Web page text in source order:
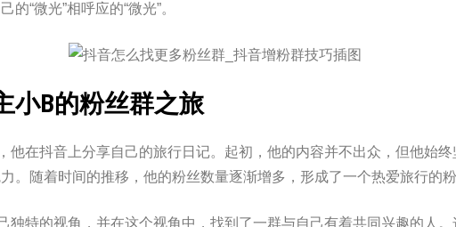
“微光”相呼应的“微光”。
小B的粉丝群之旅
他在抖音上分享自己的旅行日记。起初，他的内容并不出众，但他始
。随着时间的推移，他的粉丝数量逐渐增多，形成了一个热爱旅行的粉
独特的视角，并在这个视角中，找到了一群与自己有着共同兴趣的人